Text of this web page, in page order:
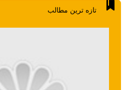
تازه ترين مطالب